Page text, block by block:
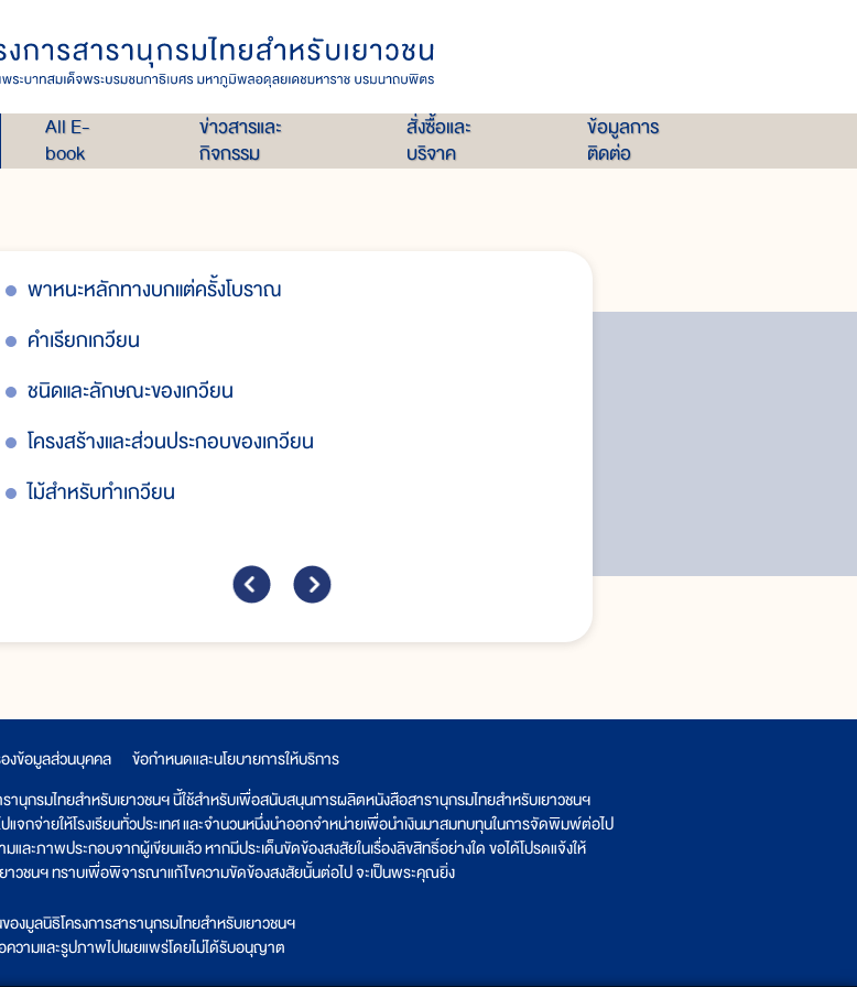
All E-
book
ข่าวสารและ
กิจกรรม
สั่งซื้อและ
บริจาค
ข้อมูลการ
ติดต่อ
พาหนะหลักทางบกแต่ครั้งโบราณ
คำเรียกเกวียน
ชนิดและลักษณะของเกวียน
โครงสร้างและส่วนประกอบของเกวียน
ไม้สำหรับทำเกวียน
งข้อมูลส่วนบุคคล
ข้อกำหนดและนโยบายการให้บริการ
านุกรมไทยสำหรับเยาวชนฯ นี้ใช้สำหรับเพื่อสนับสนุนการผลิตหนังสือสารานุกรมไทยสำหรับเยาวชนฯ
ปแจกจ่ายให้โรงเรียนทั่วประเทศ และจำนวนหนึ่งนำออกจำหน่ายเพื่อนำเงินมาสมทบทุนในการจัดพิมพ์ต่อไป
ะภาพประกอบจากผู้เขียนแล้ว หากมีประเด็นขัดข้องสงสัยในเรื่องลิขสิทธิ์อย่างใด ขอได้โปรดแจ้งให้
าวชนฯ ทราบเพื่อพิจารณาแก้ไขความขัดข้องสงสัยนั้นต่อไป จะเป็นพระคุณยิ่ง
องมูลนิธิโครงการสารานุกรมไทยสำหรับเยาวชนฯ
วามและรูปภาพไปเผยแพร่โดยไม่ได้รับอนุญาต